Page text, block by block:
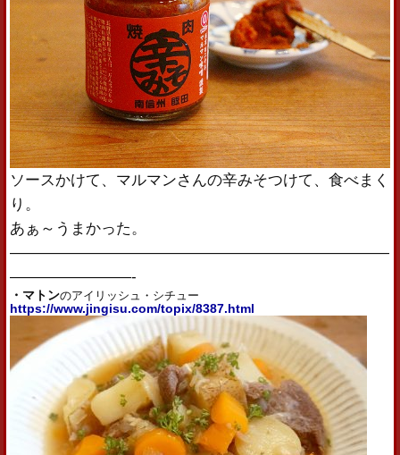
ソースかけて、マルマンさんの辛みそつけて、食べまく
り。
あぁ～うまかった。
—————————————————————————
————————-
・マトンのアイリッシュ・シチュー
https://www.jingisu.com/topix/8387.html